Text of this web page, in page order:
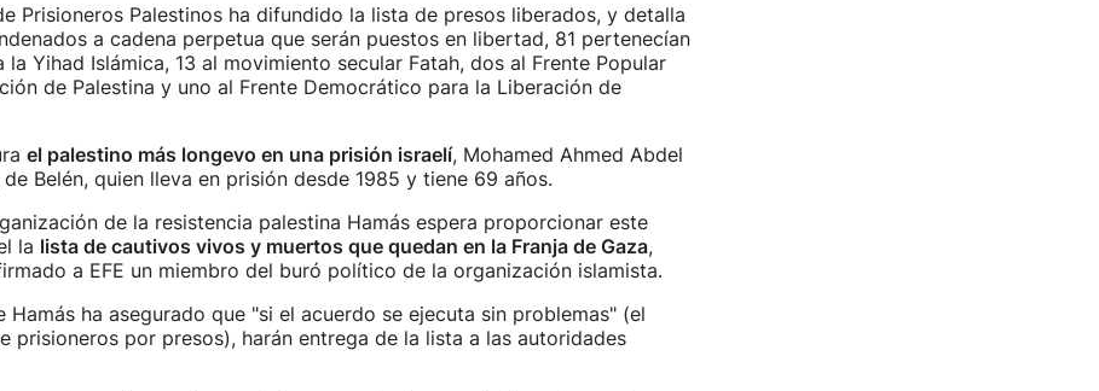
Prisioneros Palestinos ha difundido la lista de presos liberados, y detalla
a cadena perpetua que serán puestos en libertad, 81 pertenecían
la Yihad Islámica, 13 al movimiento secular Fatah, dos al Frente Popular
de Palestina y uno al Frente Democrático para la Liberación de
el palestino más longevo en una prisión israelí, Mohamed Ahmed Abdel
de Belén, quien lleva en prisión desde 1985 y tiene 69 años.
de la resistencia palestina Hamás espera proporcionar este
la lista de cautivos vivos y muertos que quedan en la Franja de Gaza,
a EFE un miembro del buró político de la organización islamista.
Hamás ha asegurado que "si el acuerdo se ejecuta sin problemas" (el
prisioneros por presos), harán entrega de la lista a las autoridades